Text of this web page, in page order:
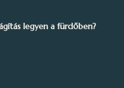
legyen a fürdőben?